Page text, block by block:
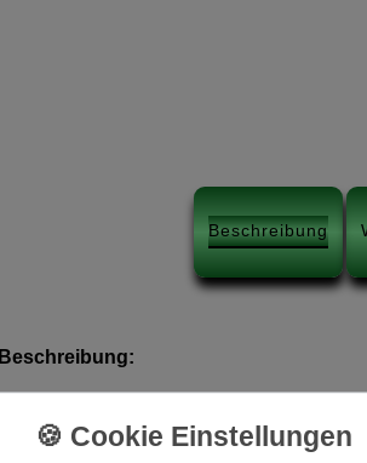
Beschreibung
Beschreibung:
am Golftrolley GT-ES900 / -ES900R und -